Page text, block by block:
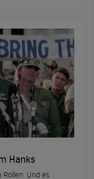
Hanks
Rollen. Und es